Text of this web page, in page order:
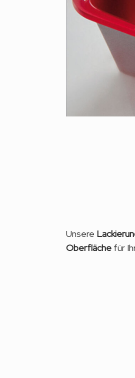
Unsere
Oberfläche für